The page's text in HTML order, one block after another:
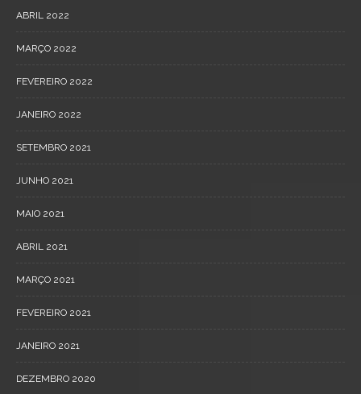
ABRIL 2022
MARÇO 2022
FEVEREIRO 2022
JANEIRO 2022
SETEMBRO 2021
JUNHO 2021
MAIO 2021
ABRIL 2021
MARÇO 2021
FEVEREIRO 2021
JANEIRO 2021
DEZEMBRO 2020